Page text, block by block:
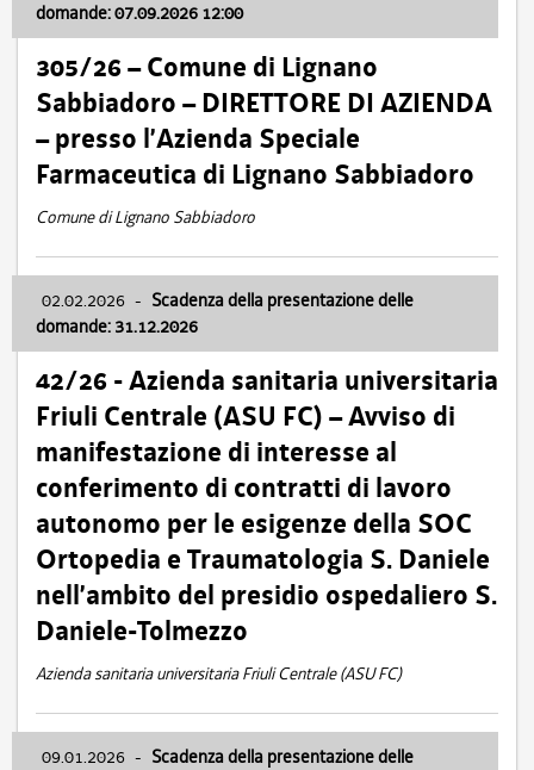
domande: 07.09.2026 12:00
305/26 – Comune di Lignano
Sabbiadoro – DIRETTORE DI AZIENDA
– presso l’Azienda Speciale
Farmaceutica di Lignano Sabbiadoro
Comune di Lignano Sabbiadoro
02.02.2026 - Scadenza della presentazione delle
domande: 31.12.2026
42/26 - Azienda sanitaria universitaria
Friuli Centrale (ASU FC) – Avviso di
manifestazione di interesse al
conferimento di contratti di lavoro
autonomo per le esigenze della SOC
Ortopedia e Traumatologia S. Daniele
nell’ambito del presidio ospedaliero S.
Daniele-Tolmezzo
Azienda sanitaria universitaria Friuli Centrale (ASU FC)
09.01.2026 - Scadenza della presentazione delle